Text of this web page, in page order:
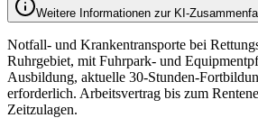
Weitere Informationen zur KI-
Notfall- und Krankentransporte bei
Ruhrgebiet, mit Fuhrpark- und
Ausbildung, aktuelle 30-Stunden-
erforderlich. Arbeitsvertrag bis zum
Zeitzulagen.